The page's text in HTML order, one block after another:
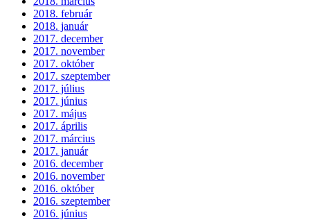
2018. február
2018. január
2017. december
2017. november
2017. október
2017. szeptember
2017. július
2017. június
2017. május
2017. április
2017. március
2017. január
2016. december
2016. november
2016. október
2016. szeptember
2016. június